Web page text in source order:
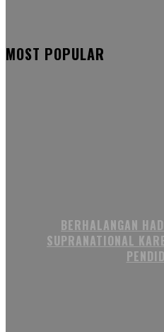
MOST POPULAR
BERHALANGAN
SUPRANATIONAL